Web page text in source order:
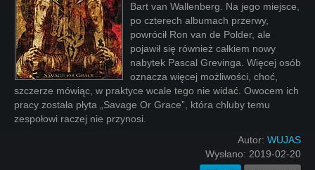
Bart van Wallenberg. Na jego miejsce,
po czterech albumach przerwy,
powrócił Ron van de Polder, ale
pojawił się również całkiem nowy
nabytek Pascal Grevinga. Więcej osób
oznacza więcej możliwości, choć,
szczerze mówiąc, w praktyce wcale tego nie widać. Owocem ich
pracy została płyta „Savage Or Grace”, która chluby temu
zespołowi raczej nie przynosi.
Autor: WUJAS
Wysłano: 2019-02-20